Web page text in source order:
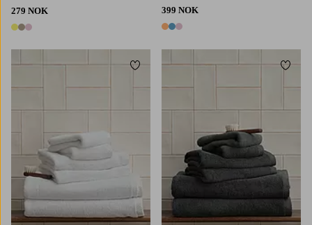
279 NOK
3 farger
399 NOK
3 farger
Legg til favoritter